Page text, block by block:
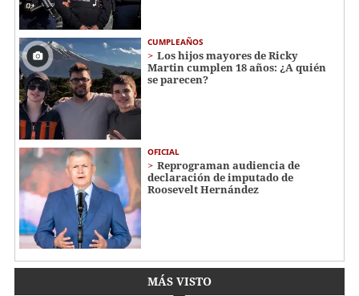
CUMPLEAÑOS
Los hijos mayores de Ricky
Martin cumplen 18 años: ¿A quién
se parecen?
OFICIAL
Reprograman audiencia de
declaración de imputado de
Roosevelt Hernández
MÁS VISTO